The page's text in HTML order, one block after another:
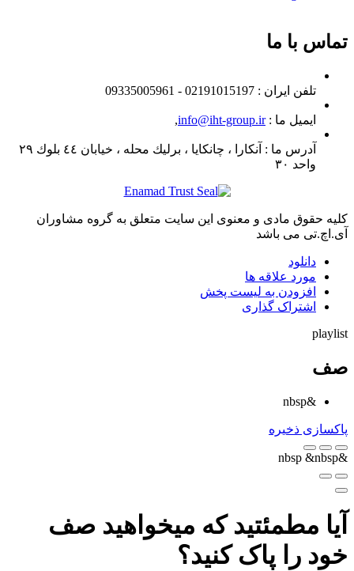
تماس با ما
تلفن ايران : 02191015197 - 09335005961
ایمیل ما : info@iht-group.ir
,
آدرس ما :
آنكارا ، چانكايا ، برليك محله ، خيابان ٤٤ بلوك ٢٩
واحد ٣٠
کلیه حقوق مادی و معنوی این سایت متعلق به گروه مشاوران
آی.اچ.تی می باشد
دانلود
مورد علاقه ها
افزودن به لیست پخش
اشتراک گذاری
playlist
صف
&nbsp
پاکسازی ذخیره
&nbsp
&nbsp
آیا مطمئتید که میخواهید صف
خود را پاک کنید؟